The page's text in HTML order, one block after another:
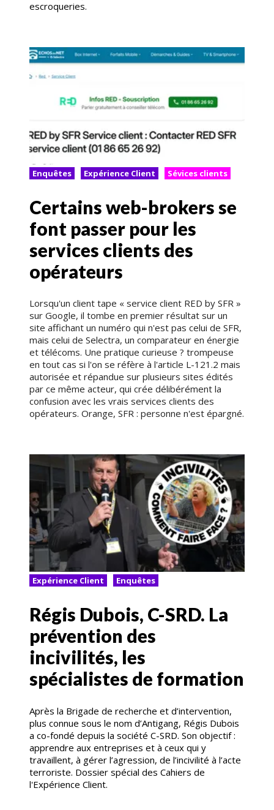
escroqueries.
Enquêtes Expérience Client Sévices clients
Certains web-brokers se
font passer pour les
services clients des
opérateurs
Lorsqu'un client tape « service client RED by SFR »
sur Google, il tombe en premier résultat sur un
site affichant un numéro qui n'est pas celui de SFR,
mais celui de Selectra, un comparateur en énergie
et télécoms. Une pratique curieuse ? trompeuse
en tout cas si l'on se réfère à l'article L-121.2 mais
autorisée et répandue sur plusieurs sites édités
par ce même acteur, qui crée délibérément la
confusion avec les vrais services clients des
opérateurs. Orange, SFR : personne n'est épargné.
Expérience Client Enquêtes
Régis Dubois, C-SRD. La
prévention des
incivilités, les
spécialistes de formation
Après la Brigade de recherche et d’intervention,
plus connue sous le nom d’Antigang, Régis Dubois
a co-fondé depuis la société C-SRD. Son objectif :
apprendre aux entreprises et à ceux qui y
travaillent, à gérer l’agression, de l’incivilité à l’acte
terroriste. Dossier spécial des Cahiers de
l'Expérience Client.